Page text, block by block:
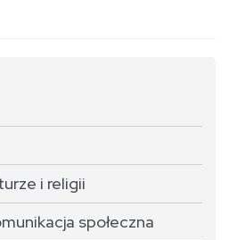
i religii
społeczna